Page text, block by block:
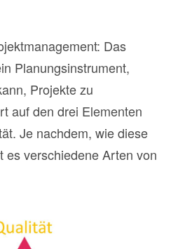
Das
Planungsinstrument,
Projekte zu
auf den drei Elementen
Je nachdem, wie diese
es verschiedene Arten von